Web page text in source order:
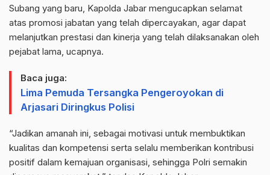
Subang yang baru, Kapolda Jabar mengucapkan selamat
atas promosi jabatan yang telah dipercayakan, agar dapat
melanjutkan prestasi dan kinerja yang telah dilaksanakan oleh
pejabat lama, ucapnya.
Baca juga:
Lima Pemuda Tersangka Pengeroyokan di
Arjasari Diringkus Polisi
“Jadikan amanah ini, sebagai motivasi untuk membuktikan
kualitas dan kompetensi serta selalu memberikan kontribusi
positif dalam kemajuan organisasi, sehingga Polri semakin